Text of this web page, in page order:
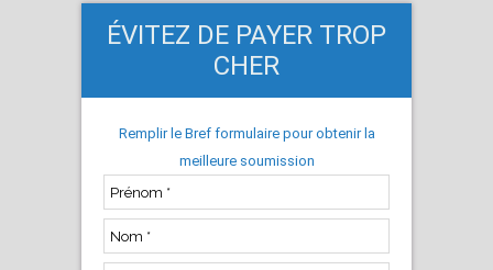
ÉVITEZ DE PAYER TROP
CHER
Remplir le Bref formulaire pour obtenir la
meilleure soumission